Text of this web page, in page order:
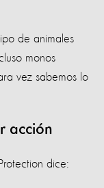
de animales
monos
vez sabemos lo
acción
dice: